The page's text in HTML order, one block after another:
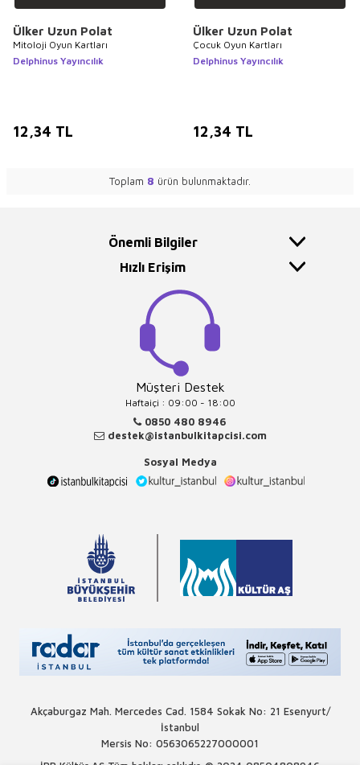
Ülker Uzun Polat
Mitoloji Oyun Kartları
Delphinus Yayıncılık
12,34 TL
Ülker Uzun Polat
Çocuk Oyun Kartları
Delphinus Yayıncılık
12,34 TL
Toplam 8 ürün bulunmaktadır.
Önemli Bilgiler
Hızlı Erişim
Müşteri Destek
Haftaiçi : 09:00 - 18:00
0850 480 8946
destek@istanbulkitapcisi.com
Sosyal Medya
Akçaburgaz Mah. Mercedes Cad. 1584 Sokak No: 21 Esenyurt/
İstanbul
Mersis No: 0563065227000001